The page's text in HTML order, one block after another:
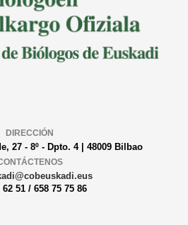
DIRECCIÓN
27 - 8º - Dpto. 4 | 48009 Bilbao
62 51 / 658 75 75 86